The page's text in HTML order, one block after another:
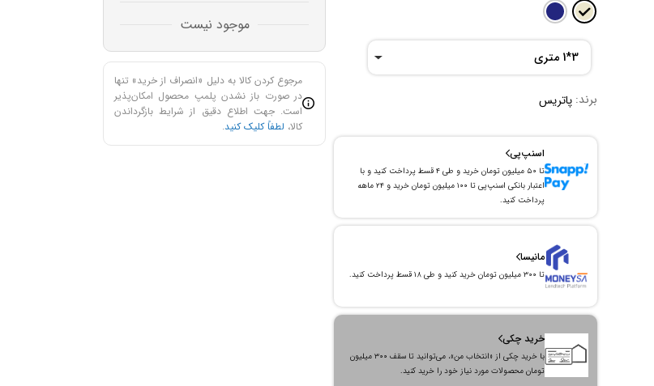
3*1 متری
برند: پاتریس
اسنپ‌پی
تا ۵۰ میلیون تومان خرید و طی ۴ قسط پرداخت کنید و با
اعتبار بانکی اسنپ‌پی تا ۱۰۰ میلیون تومان خرید و ۲۴ ماهه
پرداخت کنید.
مانیسا
تا ۳۰۰ میلیون تومان خرید کنید و طی ۱۸ قسط پرداخت کنید.
خرید چکی
با خرید چکی از «انتخاب من»، می‌توانید تا سقف ۳۰۰ میلیون
تومان محصولات مورد نیاز خود را خرید کنید.
موجود نیست
مرجوع کردن کالا به دلیل «انصراف از خرید» تنها
در صورت باز نشدن پلمپ محصول امکان‌پذیر
است. جهت اطلاع دقیق از شرایط بازگرداندن
کالا، لطفاً کلیک کنید.